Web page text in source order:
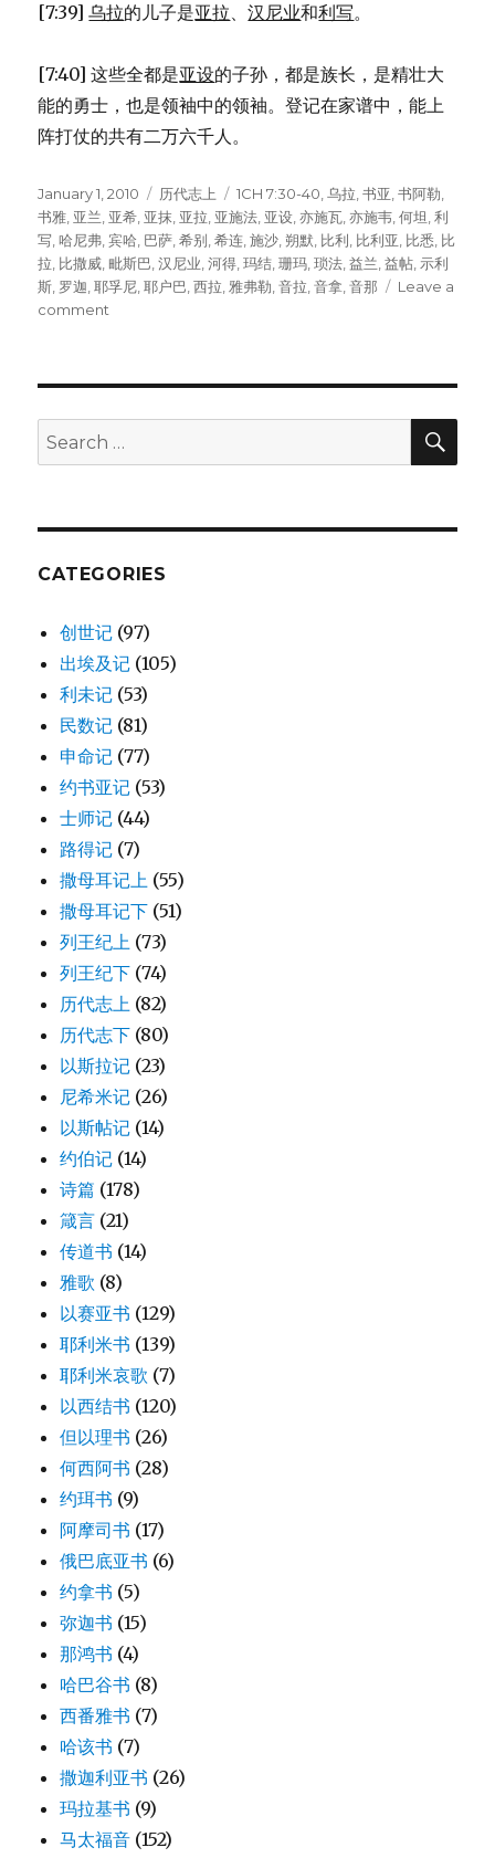
[7:39]乌拉的儿子是亚拉、汉尼业和利写。
[7:40] 这些全都是亚设的子孙，都是族长，是精壮大
能的勇士，也是领袖中的领袖。登记在家谱中，能上
阵打仗的共有二万六千人。
Posted
on
January 1, 2010 Categories
历代志上 Tags
1CH 7:30-40 ,乌拉 ,书亚 ,书阿勒
书雅 亚兰 亚希 亚抹 亚拉 亚施法 亚设 ,亦施瓦 ,亦施韦 ,何坦 ,利
写 ,哈尼弗 ,宾哈 巴萨 ,希别 ,希连 ,施沙 ,朔默 比利 比利亚 比悉 比
拉 比撒威 ,毗斯巴 ,汉尼业 ,河得 ,玛结 ,珊玛 ,琐法 ,益兰 ,益帖 示利
斯 罗迦 ,耶孚尼 ,耶户巴 ,西拉 雅弗勒 ,音拉 ,音拿 ,音那
Leave a
comment
裔
(1CH
Search
for:
CATEGORIES
创世记 (97)
出埃及记 (105)
利未记 (53)
民数记 (81)
申命记 (77)
约书亚记 (53)
士师记 (44)
路得记 (7)
撒母耳记上 (55)
撒母耳记下 (51)
列王纪上 (73)
列王纪下 (74)
历代志上 (82)
历代志下 (80)
以斯拉记 (23)
尼希米记 (26)
以斯帖记 (14)
约伯记 (14)
诗篇 (178)
箴言 (21)
传道书 (14)
雅歌 (8)
以赛亚书 (129)
耶利米书 (139)
耶利米哀歌 (7)
以西结书 (120)
但以理书 (26)
何西阿书 (28)
约珥书 (9)
阿摩司书 (17)
俄巴底亚书 (6)
约拿书 (5)
弥迦书 (15)
那鸿书 (4)
哈巴谷书 (8)
西番雅书 (7)
哈该书 (7)
撒迦利亚书 (26)
玛拉基书 (9)
马太福音 (152)